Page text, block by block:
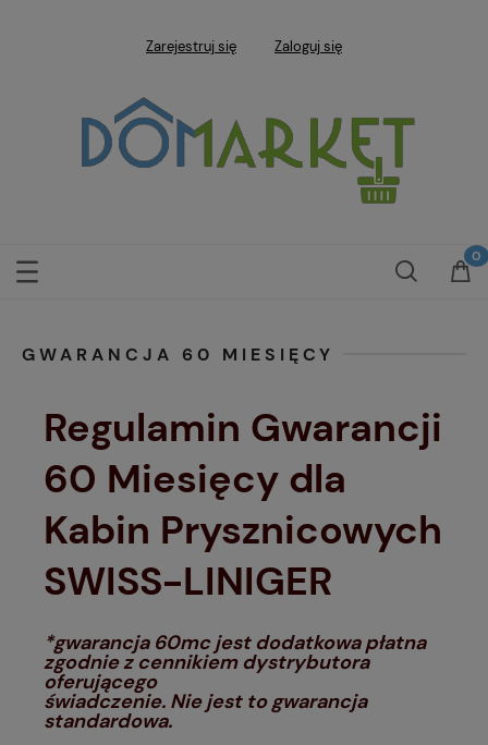
Zarejestruj się Zaloguj się
GWARANCJA 60 MIESIĘCY
Regulamin Gwarancji
60 Miesięcy dla
Kabin Prysznicowych
SWISS-LINIGER
*gwarancja 60mc jest dodatkowa płatna
zgodnie z cennikiem dystrybutora
oferującego
świadczenie. Nie jest to gwarancja
standardowa.